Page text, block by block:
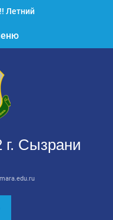
Летний
ДЛЯ
ШКОЛЫ!
Сызрани